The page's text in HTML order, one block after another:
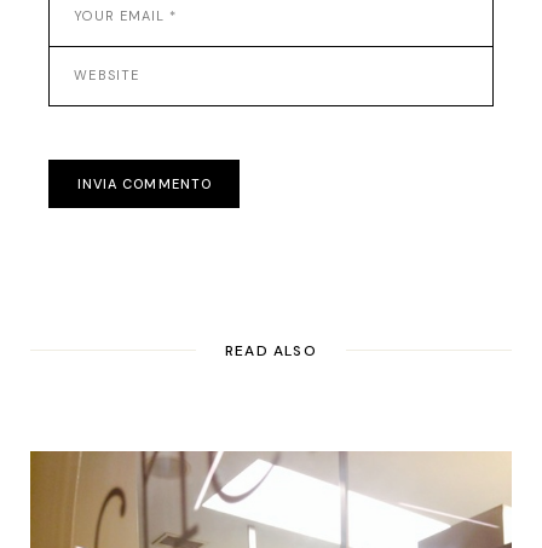
INVIA COMMENTO
READ ALSO